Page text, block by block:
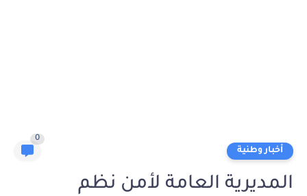
أخبار وطنية
0
المديرية العامة لأمن نظم